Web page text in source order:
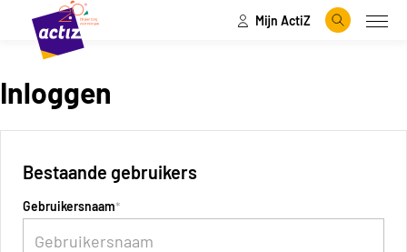
Naar hoofdinhoud
Naar menu Mijn ActiZ
Zoeken
Inloggen
Bestaande gebruikers
Gebruikersnaam